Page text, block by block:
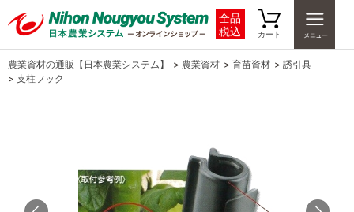
全品
税込
カート
農業資材の通販【日本農業システム】 > 農業資材 > 育苗資材 > 誘引具
> 支柱フック